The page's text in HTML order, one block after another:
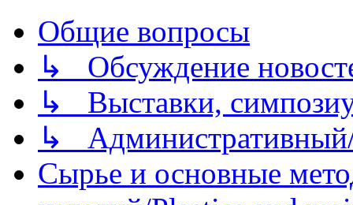
Общие вопросы
↳ Обсуждение
↳ Выставки,
↳
Сырье и основные